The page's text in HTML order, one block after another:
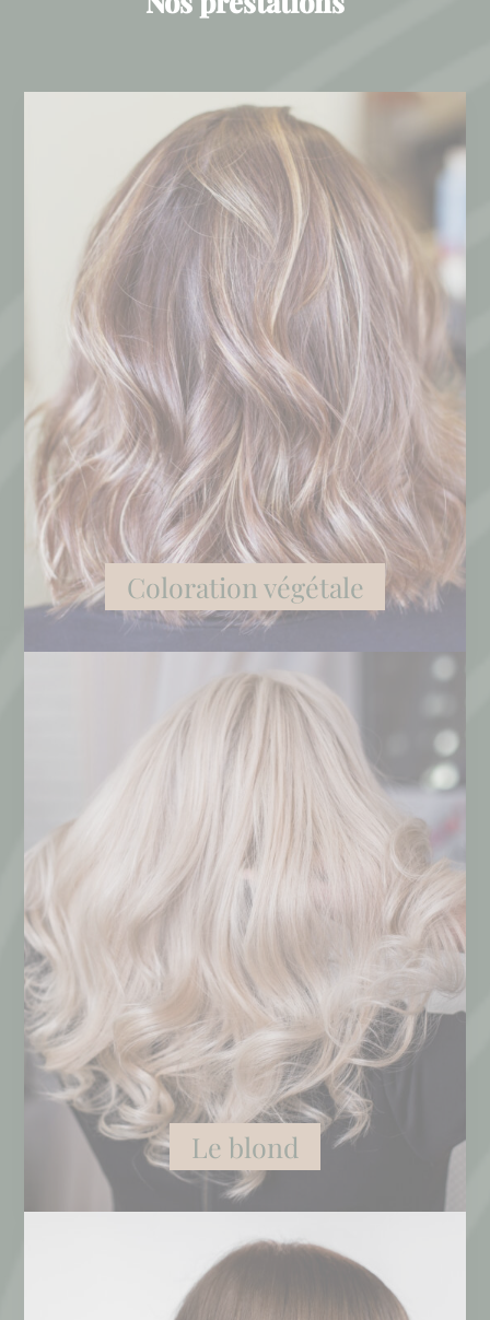
Coloration végétale
Le blond